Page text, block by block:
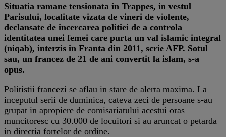
Situatia ramane tensionata in Trappes, in vestul
Parisului, localitate vizata de vineri de violente,
declansate de incercarea politiei de a controla
identitatea unei femei care purta un val islamic integral
(niqab), interzis in Franta din 2011, scrie AFP. Sotul
sau, un francez de 21 de ani convertit la islam, s-a
opus.
Politistii francezi se aflau in stare de alerta maxima. La
inceputul serii de duminica, cateva zeci de persoane s-au
grupat in apropiere de comisariatului acestui oras
muncitoresc cu 30.000 de locuitori si au aruncat o petarda
in directia fortelor de ordine.